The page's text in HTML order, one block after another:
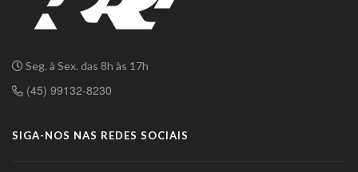
Seg. à Sex. das 8h às 17h
(45) 99132-8230
SIGA-NOS NAS REDES SOCIAIS